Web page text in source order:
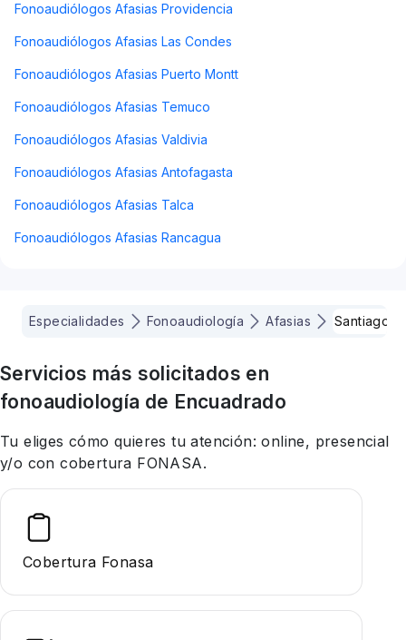
Fonoaudiólogos Afasias Providencia
Fonoaudiólogos Afasias Las Condes
Fonoaudiólogos Afasias Puerto Montt
Fonoaudiólogos Afasias Temuco
Fonoaudiólogos Afasias Valdivia
Fonoaudiólogos Afasias Antofagasta
Fonoaudiólogos Afasias Talca
Fonoaudiólogos Afasias Rancagua
Especialidades Fonoaudiología Afasias Santiago
Servicios más solicitados en
fonoaudiología de Encuadrado
Tu eliges cómo quieres tu atención: online, presencial
y/o con cobertura FONASA.
Cobertura Fonasa